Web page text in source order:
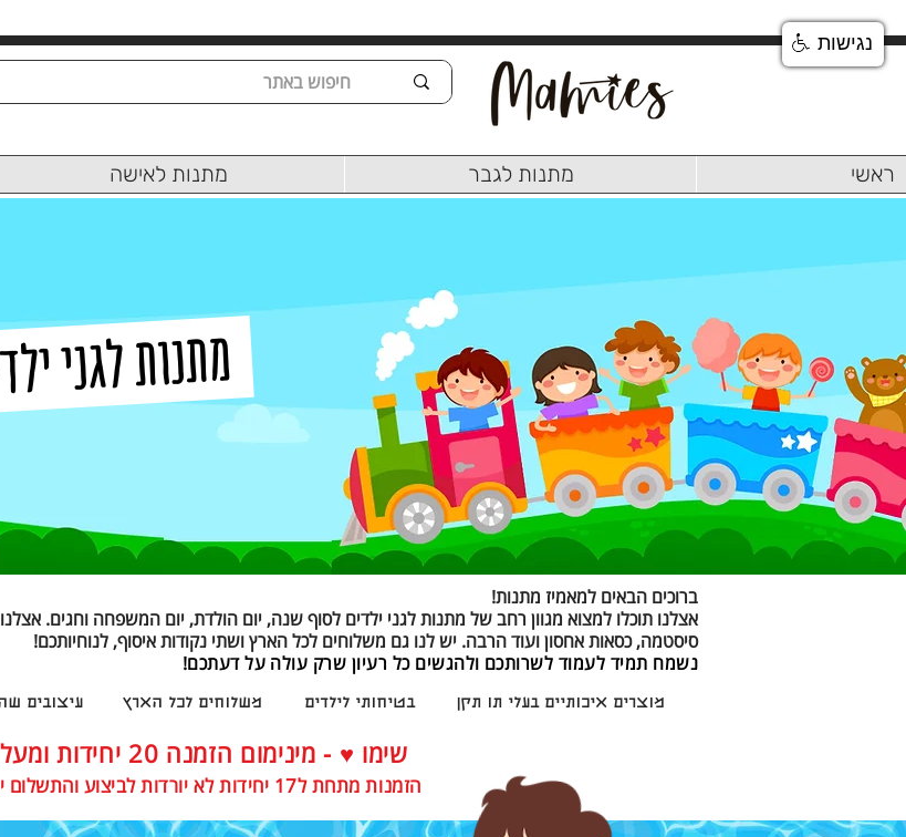
ראשי מתנות לגבר מתנות לאישה
מתנות לגני
ברוכים הבאים למאמיז מתנות!
אצלנו תוכלו למצוא מגוון רחב של מתנות לגני ילדים לסוף שנה, יום הולדת, יום המשפחה וחגים.
סיסטמה, כסאות אחסון ועוד הרבה. יש לנו גם משלוחים לכל הארץ ושתי נקודות איסוף, לנוחיותכם!
נשמח תמיד לעמוד לשרותכם ולהגשים כל רעיון שרק עולה על דעתכם!
עיצובים משלוחים לכל הארץ בטיחותי לילדים מוצרים איכותיים בעלי תו תקן
שימו ♥ - מינימום הזמנה 20 יחידות ומעלה בלבד
הזמנות מתחת ל17 יחידות לא יורדות לביצוע והתשלום יוחזר במלואו
נגישות